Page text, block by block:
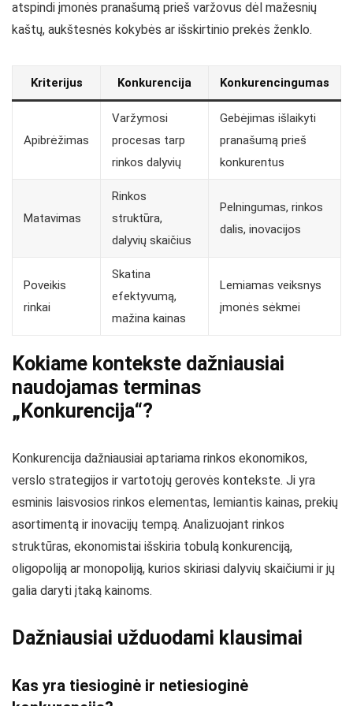
atspindi įmonės pranašumą prieš varžovus dėl mažesnių
kaštų, aukštesnės kokybės ar išskirtinio prekės ženklo.
Kriterijus Konkurencija Konkurencingumas
Apibrėžimas
Varžymosi
procesas tarp
rinkos dalyvių
Gebėjimas išlaikyti
pranašumą prieš
konkurentus
Matavimas
Rinkos
struktūra,
dalyvių skaičius
Pelningumas, rinkos
dalis, inovacijos
Poveikis
rinkai
Skatina
efektyvumą,
mažina kainas
Lemiamas veiksnys
įmonės sėkmei
Kokiame kontekste dažniausiai
naudojamas terminas
„Konkurencija“?
Konkurencija dažniausiai aptariama rinkos ekonomikos,
verslo strategijos ir vartotojų gerovės kontekste. Ji yra
esminis laisvosios rinkos elementas, lemiantis kainas, prekių
asortimentą ir inovacijų tempą. Analizuojant rinkos
struktūras, ekonomistai išskiria tobulą konkurenciją,
oligopoliją ar monopoliją, kurios skiriasi dalyvių skaičiumi ir jų
galia daryti įtaką kainoms.
Dažniausiai užduodami klausimai
Kas yra tiesioginė ir netiesioginė